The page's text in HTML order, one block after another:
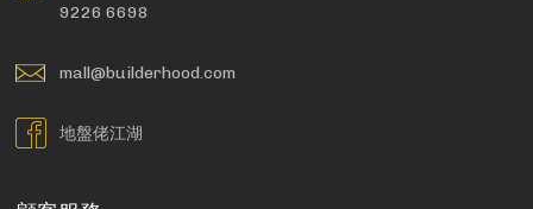
9226 6698
mall@builderhood.com
地盤佬江湖